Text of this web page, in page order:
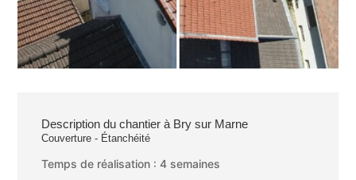
Description du chantier à Bry sur Marne
Couverture - Étanchéité
Temps de réalisation : 4 semaines